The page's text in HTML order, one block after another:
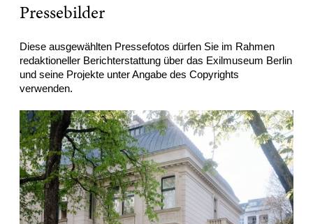
Pressebilder
Diese ausgewählten Pressefotos dürfen Sie im Rahmen
redaktioneller Berichterstattung über das Exilmuseum Berlin
und seine Projekte unter Angabe des Copyrights
verwenden.